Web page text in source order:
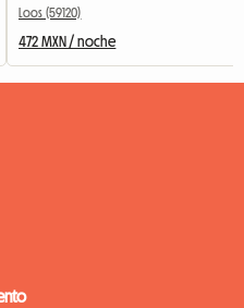
Loos (59120)
472 MXN / noche